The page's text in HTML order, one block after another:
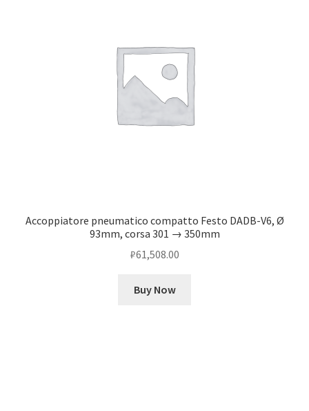
Accoppiatore pneumatico compatto Festo DADB-V6, Ø
93mm, corsa 301 → 350mm
₽61,508.00
Buy Now